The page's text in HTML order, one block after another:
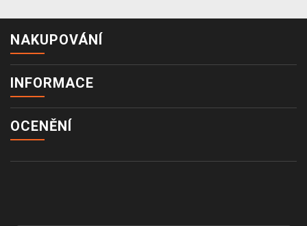
NAKUPOVÁNÍ
INFORMACE
OCENĚNÍ